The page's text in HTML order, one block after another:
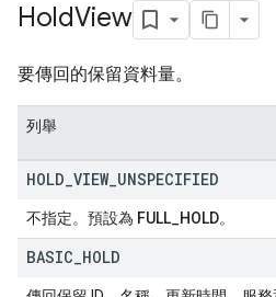
HoldView
要傳回的保留資料量。
列舉
HOLD VIEW_ UNSPECIFIED
不指定。預設為 FULL_HOLD。
BASIC HOLD